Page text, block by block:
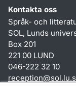
Kontakta oss
Språk- och
SOL, Lunds
Box 201
221 00 LUND
046-222 32 10
reception@sol.lu.